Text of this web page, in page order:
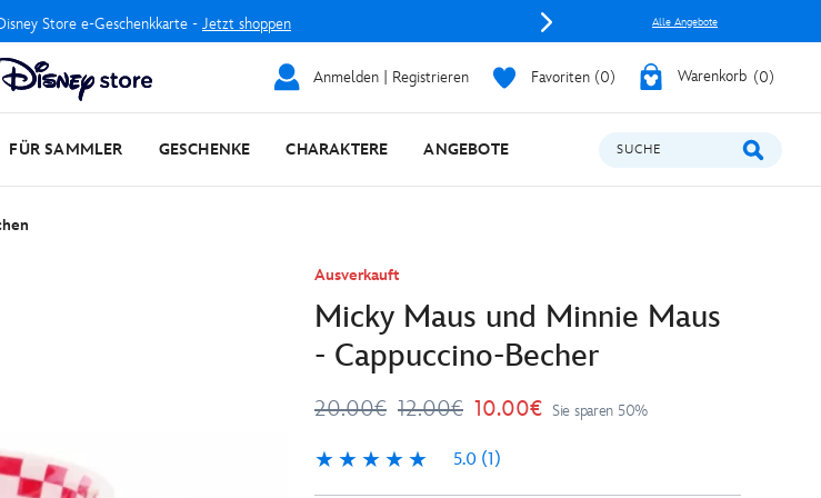
Store e-Geschenkkarte - Jetzt shoppen Alle Angebote
Anmelden | Registrieren Favoriten 0 Warenkorb 0
FÜR SAMMLER GESCHENKE CHARAKTERE ANGEBOTE SUCHE
Ausverkauft
Micky Maus und Minnie Maus
- Cappuccino-Becher
20.00€ 12.00€ 10.00€ Sie sparen 50%
5.0 (1)
5.0